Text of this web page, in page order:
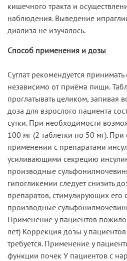
кишечного тракта и
наблюдения. Выведение
диализа не изучалось.
Способ применения и дозы
Суглат рекомендуется
независимо от приёма пищи.
проглатывать целиком, запивая
доза для взрослого пациента
сутки. При необходимости
100 мг (2 таблетки по 50 мг).
применении с препаратами
усиливающими секрецию
производные
гипогликемии следует снизить
препаратов, стимулирующих его
производные
Применение у пациентов
лет) Коррекция дозы у
требуется. Применение у
функции почек У пациентов с